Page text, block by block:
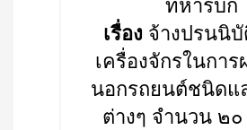
ทหารบก
เรื่อง จ้างปรนนิบั
เครื่องจักรในการ
นอกรถยนต์ชนิดแ
ต่างๆ จำนวน ๒๐